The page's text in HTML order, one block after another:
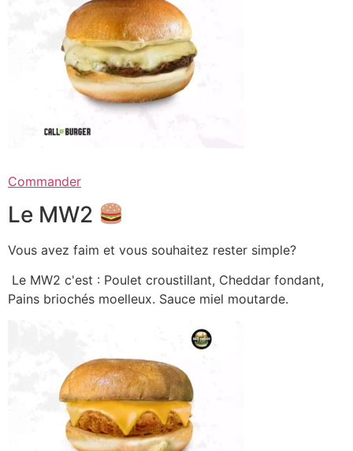
Commander
Le MW2
Vous avez faim et vous souhaitez rester simple?
Le MW2 c'est : Poulet croustillant, Cheddar fondant,
Pains briochés moelleux. Sauce miel moutarde.